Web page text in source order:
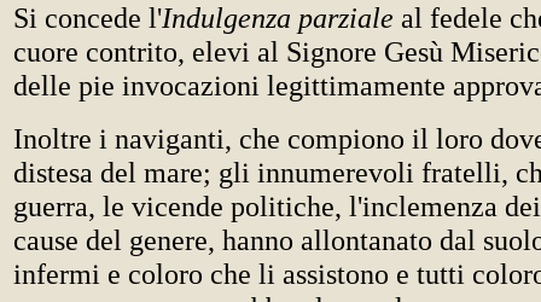
Si concede l'Indulgenza parziale al fedele
cuore contrito, elevi al Signore Gesù
delle pie invocazioni legittimamente
Inoltre i naviganti, che compiono il loro
distesa del mare; gli innumerevoli fratelli,
guerra, le vicende politiche, l'inclemenza
cause del genere, hanno allontanato dal
infermi e coloro che li assistono e tutti